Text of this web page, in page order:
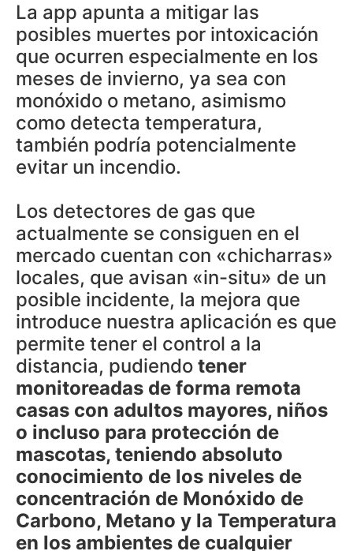
La app apunta a mitigar las
posibles muertes por intoxicación
que ocurren especialmente en los
meses de invierno, ya sea con
monóxido o metano, asimismo
como detecta temperatura,
también podría potencialmente
evitar un incendio.
Los detectores de gas que
actualmente se consiguen en el
mercado cuentan con «chicharras»
locales, que avisan «in-situ» de un
posible incidente, la mejora que
introduce nuestra aplicación es que
permite tener el control a la
distancia, pudiendo tener
monitoreadas de forma remota
casas con adultos mayores, niños
o incluso para protección de
mascotas, teniendo absoluto
conocimiento de los niveles de
concentración de Monóxido de
Carbono, Metano y la Temperatura
en los ambientes de cualquier